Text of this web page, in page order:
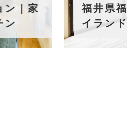
福井県福井市
イランドキッ